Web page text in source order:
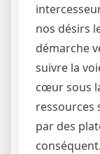
nos désirs
démarche
suivre la
cœur sous
ressources
par des